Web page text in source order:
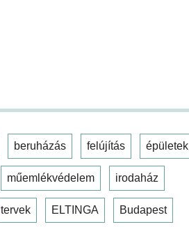
beruházás felújítás épületek
műemlékvédelem irodaház
tervek ELTINGA Budapest